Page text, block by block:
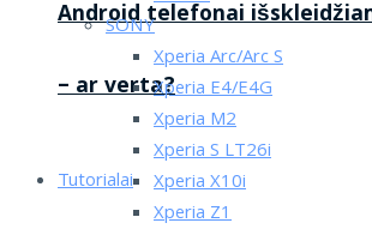
Android telefonai
– ar verta?
Tutorialai
SONY
Xperia Arc/Arc S
Xperia E4/E4G
Xperia M2
Xperia S LT26i
Xperia X10i
Xperia Z1